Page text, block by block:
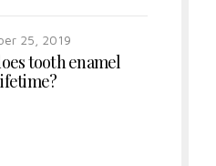
25, 2019
tooth enamel